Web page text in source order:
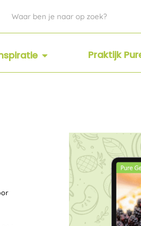
Zoeken
OPEN INSPIRATIEPraktijk